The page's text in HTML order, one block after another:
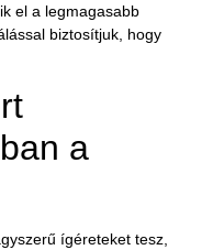
el a legmagasabb
biztosítjuk, hogy
a
ígéreteket tesz,